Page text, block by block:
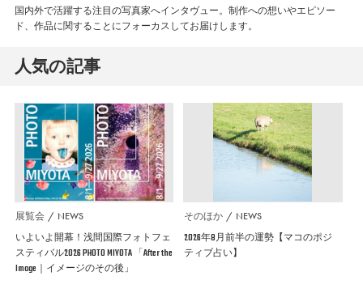
国内外で活躍する注目の写真家へインタヴュー。制作への想いやエピソー
ド、作品に関することにフォーカスしてお届けします。
人気の記事
展覧会 NEWS
いよいよ開幕！浅間国際フォトフェ
スティバル2026 PHOTO MIYOTA 「After the
Image｜イメージのその後」
そのほか NEWS
2026年8月前半の運勢【マコのポジ
ティブ占い】